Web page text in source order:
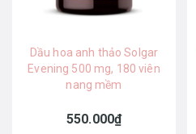
Dầu hoa anh thảo Solgar
Evening 500 mg, 180 viên
nang mềm
550.000₫